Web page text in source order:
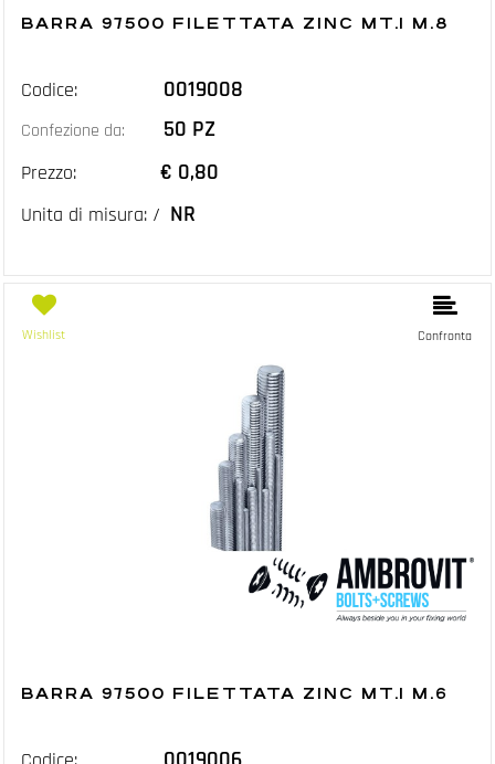
BARRA 97500 FILETTATA ZINC MT.1 M.8
Codice: 0019008
Confezione da: 50 PZ
Prezzo: € 0,80
Unita di misura: / NR
Wishlist Confronta
BARRA 97500 FILETTATA ZINC MT.1 M.6